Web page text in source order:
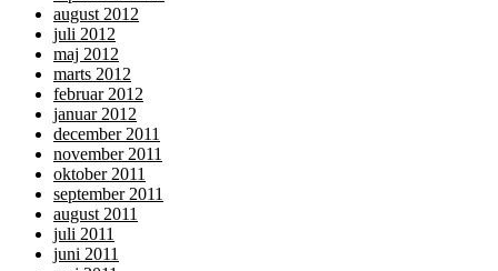
august 2012
juli 2012
maj 2012
marts 2012
februar 2012
januar 2012
december 2011
november 2011
oktober 2011
september 2011
august 2011
juli 2011
juni 2011